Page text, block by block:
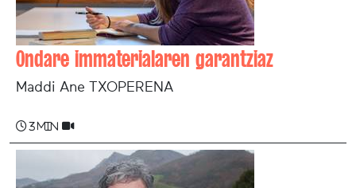
Ondare immaterialaren garantziaz
Maddi Ane TXOPERENA
3 min